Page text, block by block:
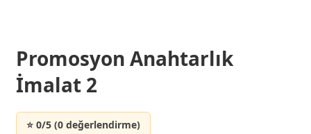
Promosyon Anahtarlık
İmalat 2
⭐ 0/5 (0 değerlendirme)